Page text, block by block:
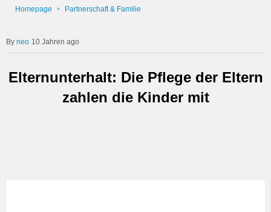
Homepage Partnerschaft & Familie
neo 10 Jahren ago
Elternunterhalt: Die Pflege der Eltern
zahlen die Kinder mit